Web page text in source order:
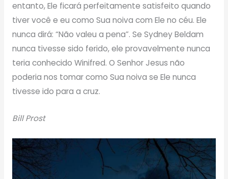
entanto, Ele ficará perfeitamente satisfeito quando
tiver você e eu como Sua noiva com Ele no céu. Ele
nunca dirá: “Não valeu a pena”. Se Sydney Beldam
nunca tivesse sido ferido, ele provavelmente nunca
teria conhecido Winifred. O Senhor Jesus não
poderia nos tomar como Sua noiva se Ele nunca
tivesse ido para a cruz.
Bill Prost